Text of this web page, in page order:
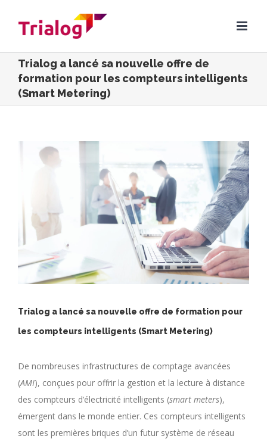
Trialog a lancé sa nouvelle offre de
formation pour les compteurs intelligents
(Smart Metering)
l'image
Trialog a lancé sa nouvelle offre de formation pour
les compteurs intelligents (Smart Metering)
De nombreuses infrastructures de comptage avancées
(AMI), conçues pour offrir la gestion et la lecture à distance
des compteurs d’électricité intelligents (smart meters),
émergent dans le monde entier. Ces compteurs intelligents
sont les premières briques d’un futur système de réseau